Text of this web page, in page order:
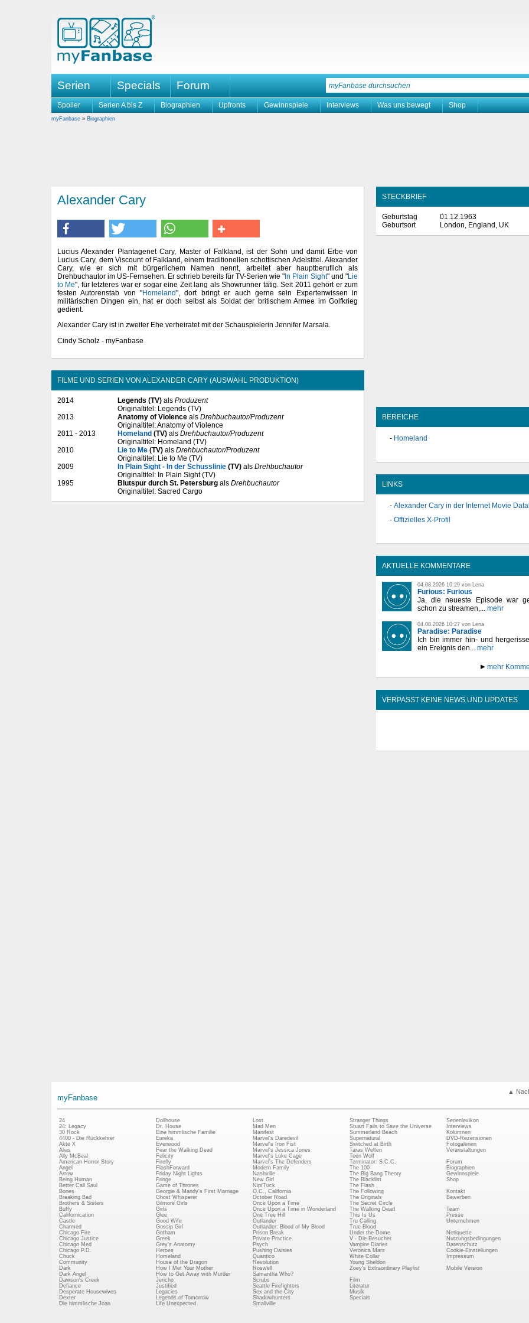
Serien Specials Forum
Spoiler Serien A bis Z Biographien Upfronts Gewinnspiele Interviews Was uns bewegt Shop
myFanbase » Biographien
Alexander Cary
Lucius Alexander Plantagenet Cary, Master of Falkland, ist der Sohn und damit Erbe von
Lucius Cary, dem Viscount of Falkland, einem traditionellen schottischen Adelstitel. Alexander
Cary, wie er sich mit bürgerlichem Namen nennt, arbeitet aber hauptberuflich als
Drehbuchautor im US-Fernsehen. Er schrieb bereits für TV-Serien wie " In Plain Sight" und "Lie
to Me", für letzteres war er sogar eine Zeit lang als Showrunner tätig. Seit 2011 gehört er zum
festen Autorenstab von "Homeland", dort bringt er auch gerne sein Expertenwissen in
militärischen Dingen ein, hat er doch selbst als Soldat der britischem Armee im Golfkrieg
gedient.
Alexander Cary ist in zweiter Ehe verheiratet mit der Schauspielerin Jennifer Marsala.
Cindy Scholz - myFanbase
FILME UND SERIEN VON ALEXANDER CARY (AUSWAHL PRODUKTION)
2014 Legends (TV) als Produzent
Originaltitel: Legends (TV)
2013
Anatomy of Violence als Drehbuchautor/Produzent
Originaltitel: Anatomy of Violence
2011 - 2013
Homeland (TV) als Drehbuchautor/Produzent
Originaltitel: Homeland (TV)
2010
Lie to Me (TV) als Drehbuchautor/Produzent
Originaltitel: Lie to Me (TV)
2009
In Plain Sight - In der Schusslinie (TV) als Drehbuchautor
Originaltitel: In Plain Sight (TV)
1995
Blutspur durch St. Petersburg als Drehbuchautor
Originaltitel: Sacred Cargo
STECKBRIEF
Geburtstag
01.12.1963
Geburtsort
London, England, UK
BEREICHE
Homeland
LINKS
Alexander Cary in der Internet Movie
Offizielles X-Profil
AKTUELLE KOMMENTARE
04.08.2026 10:29 von Lena
Furious: Furious
Ja, die neueste Episode war
schon zu streamen,... mehr
04.08.2026 10:27 von Lena
Paradise: Paradise
Ich bin immer hin- und
ein Ereignis den... mehr
mehr
VERPASST KEINE NEWS UND UPDATES
▲
myFanbase
24
24: Legacy
30 Rock
4400 - Die Rückkehrer
Akte X
Alias
Ally McBeal
American Horror Story
Angel
Arrow
Being Human
Better Call Saul
Bones
Breaking Bad
Brothers & Sisters
Buffy
Californication
Castle
Charmed
Chicago Fire
Chicago Justice
Chicago Med
Chicago P.D.
Chuck
Community
Dark
Dark Angel
Dawson's Creek
Defiance
Desperate Housewives
Dexter
Die himmlische Joan
Dollhouse
Dr. House
Eine himmlische Familie
Eureka
Everwood
Fear the Walking Dead
Felicity
Firefly
FlashForward
Friday Night Lights
Fringe
Game of Thrones
Georgie & Mandy's First Marriage
Ghost Whisperer
Gilmore Girls
Girls
Glee
Good Wife
Gossip Girl
Gotham
Greek
Grey's Anatomy
Heroes
Homeland
House of the Dragon
How I Met Your Mother
How to Get Away with Murder
Jericho
Justified
Legacies
Legends of Tomorrow
Life Unexpected
Lost
Mad Men
Manifest
Marvel's Daredevil
Marvel's Iron Fist
Marvel's Jessica Jones
Marvel's Luke Cage
Marvel's The Defenders
Modern Family
Nashville
New Girl
Nip/Tuck
O.C., California
October Road
Once Upon a Time
Once Upon a Time in Wonderland
One Tree Hill
Outlander
Outlander: Blood of My Blood
Prison Break
Private Practice
Psych
Pushing Daisies
Quantico
Revolution
Roswell
Samantha Who?
Scrubs
Seattle Firefighters
Sex and the City
Shadowhunters
Smallville
Stranger Things
Stuart Fails to Save the Universe
Summerland Beach
Supernatural
Switched at Birth
Taras Welten
Teen Wolf
Terminator: S.C.C.
The 100
The Big Bang Theory
The Blacklist
The Flash
The Following
The Originals
The Secret Circle
The Walking Dead
This Is Us
Tru Calling
True Blood
Under the Dome
V - Die Besucher
Vampire Diaries
Veronica Mars
White Collar
Young Sheldon
Zoey's Extraordinary Playlist
Film
Literatur
Musik
Specials
Serienlexikon
Interviews
Kolumnen
DVD-Rezensionen
Fotogalerien
Veranstaltungen
Forum
Biographien
Gewinnspiele
Shop
Kontakt
Bewerben
Team
Presse
Unternehmen
Netiquette
Nutzungsbedingungen
Datenschutz
Cookie-Einstellungen
Impressum
Mobile Version